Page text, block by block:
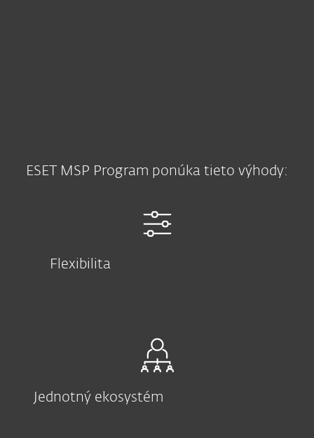
ESET MSP Program ponúka tieto výhody:
Flexibilita
Jednotný ekosystém